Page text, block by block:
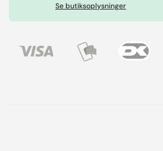
Se butiksoplysninger